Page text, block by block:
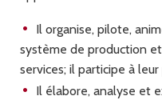
Il organise, pilote,
système de production
services; il participe à
Il élabore, analyse et